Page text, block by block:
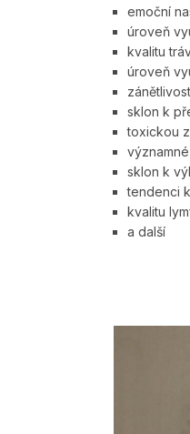
emoční
úroveň
kvalitu
úroveň
zánětlivost
sklon k
toxickou
sklon k
tendenci
kvalitu
a další